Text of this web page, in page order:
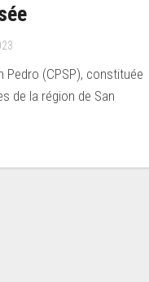
Pedro (CPSP), constituée
de la région de San